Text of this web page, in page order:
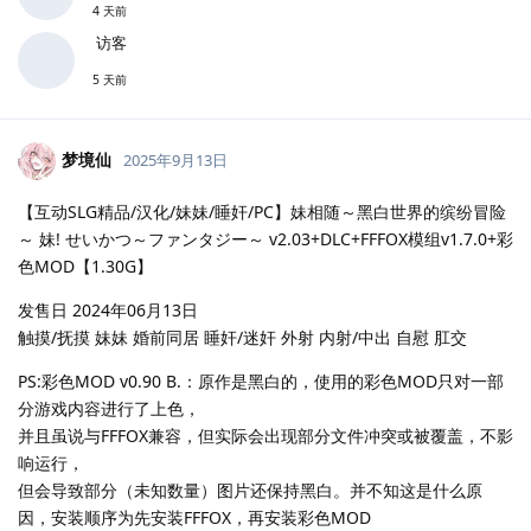
4 天前
访客
5 天前
梦境仙 2025年9月13日
【互动SLG精品/汉化/妹妹/睡奸/PC】妹相随～黑白世界的缤纷冒险
～ 妹! せいかつ～ファンタジー～ v2.03+DLC+FFFOX模组v1.7.0+彩
色MOD【1.30G】
发售日 2024年06月13日
触摸/抚摸 妹妹 婚前同居 睡奸/迷奸 外射 内射/中出 自慰 肛交
PS:彩色MOD v0.90 B.：原作是黑白的，使用的彩色MOD只对一部
分游戏内容进行了上色，
并且虽说与FFFOX兼容，但实际会出现部分文件冲突或被覆盖，不影
响运行，
但会导致部分（未知数量）图片还保持黑白。并不知这是什么原
因，安装顺序为先安装FFFOX，再安装彩色MOD